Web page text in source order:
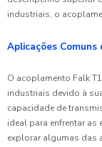
industriais, o
Aplicações
O acoplamento Falk
industriais devido à
capacidade de
ideal para enfrentar as
explorar algumas das